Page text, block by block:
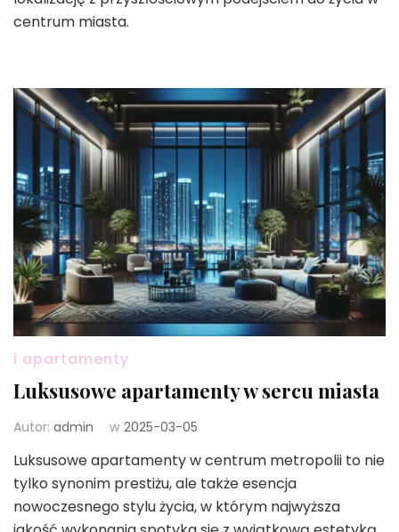
centrum miasta.
i apartamenty
Luksusowe apartamenty w sercu miasta
Autor: admin w 2025-03-05
Luksusowe apartamenty w centrum metropolii to nie
tylko synonim prestiżu, ale także esencja
nowoczesnego stylu życia, w którym najwyższa